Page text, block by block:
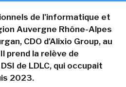
de l'informatique et
Auvergne Rhône-Alpes
CDO d'Alixio Group, au
prend la relève de
de LDLC, qui occupait
2023.